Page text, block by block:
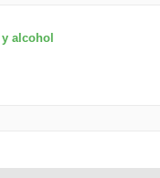
alcohol